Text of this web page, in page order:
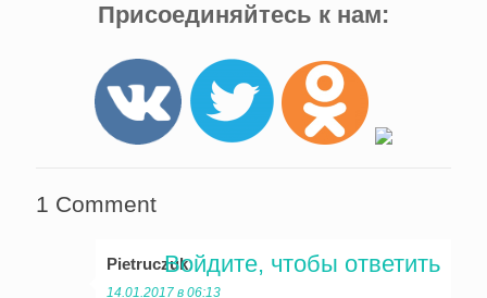
Присоединяйтесь к нам:
1 Comment
Pietruczuk:
14.01.2017 в 06:13
Войдите, чтобы ответить